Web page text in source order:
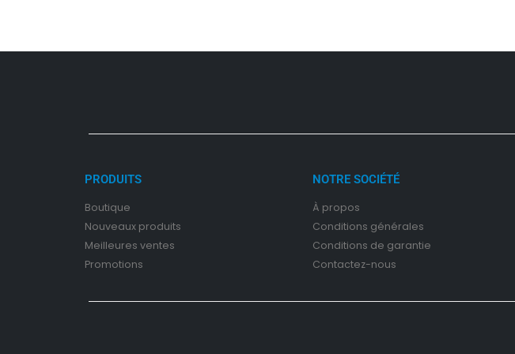
PRODUITS
Boutique
Nouveaux produits
Meilleures ventes
Promotions
NOTRE SOCIÉTÉ
À propos
Conditions générales
Conditions de garantie
Contactez-nous